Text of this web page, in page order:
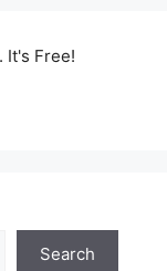
It's Free!
Search